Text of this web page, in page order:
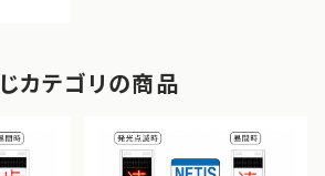
カテゴリの商品